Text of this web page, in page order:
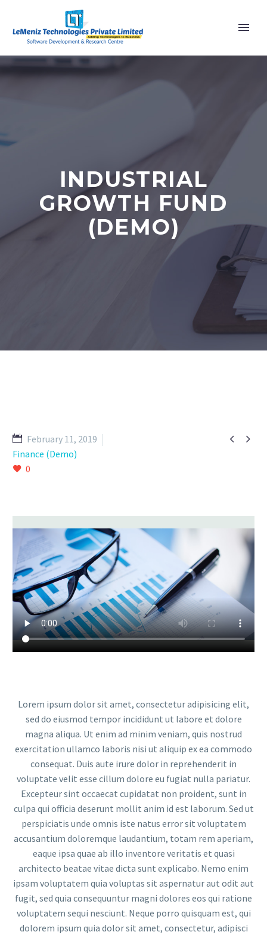
INDUSTRIAL
GROWTH FUND
(DEMO)
 
February 11, 2019
Finance (Demo)
0
Lorem ipsum dolor sit amet, consectetur adipisicing elit,
sed do eiusmod tempor incididunt ut labore et dolore
magna aliqua. Ut enim ad minim veniam, quis nostrud
exercitation ullamco laboris nisi ut aliquip ex ea commodo
consequat. Duis aute irure dolor in reprehenderit in
voluptate velit esse cillum dolore eu fugiat nulla pariatur.
Excepteur sint occaecat cupidatat non proident, sunt in
culpa qui officia deserunt mollit anim id est laborum. Sed ut
perspiciatis unde omnis iste natus error sit voluptatem
accusantium doloremque laudantium, totam rem aperiam,
eaque ipsa quae ab illo inventore veritatis et quasi
architecto beatae vitae dicta sunt explicabo. Nemo enim
ipsam voluptatem quia voluptas sit aspernatur aut odit aut
fugit, sed quia consequuntur magni dolores eos qui ratione
voluptatem sequi nesciunt. Neque porro quisquam est, qui
dolorem ipsum quia dolor sit amet, consectetur, adipisci